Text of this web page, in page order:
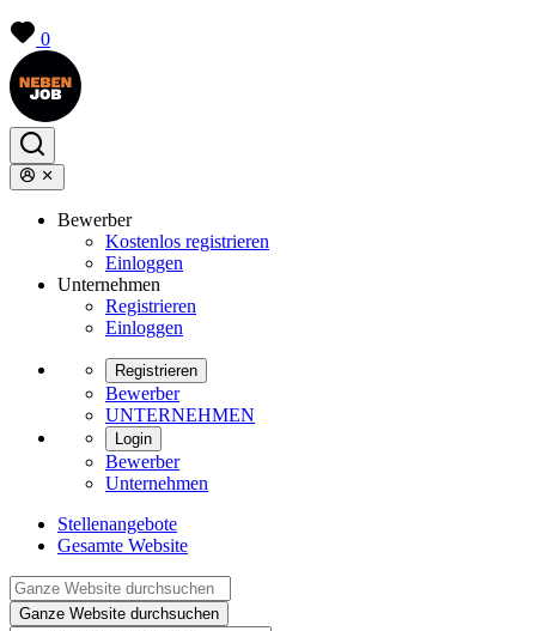
0
Bewerber
Kostenlos registrieren
Einloggen
Unternehmen
Registrieren
Einloggen
Registrieren
Bewerber
UNTERNEHMEN
Login
Bewerber
Unternehmen
Stellenangebote
Gesamte Website